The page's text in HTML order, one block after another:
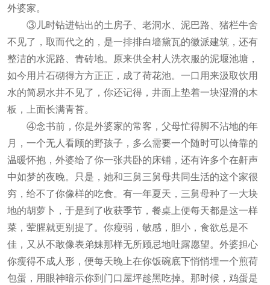
外婆家。
③儿时钻进钻出的土房子、老洞水、泥巴路、猪栏牛舍
不见了，取而代之的，是一排排白墙黛瓦的徽派建筑，还有
整洁的水泥路、青砖地。原来供全村人洗衣服的泥堰池塘，
如今用片石砌得方方正正，成了荷花池。一口用来汲取饮用
水的简易水井不见了，你还记得，井面上垫着一块湿滑的木
板，上面长满青苔。
④念书前，你是外婆家的常客，父母忙得脚不沾地的年
月，一个无人看顾的野孩子，多么需要一个随时可以倚靠的
温暖怀抱，外婆给了你一张共卧的床铺，还有许多个在鼾声
中如梦的夜晚。只是，她和三舅三舅母共同生活的这个家很
穷，给不了你像样的吃食。有一年夏天，三舅母种了一大块
地的胡萝卜，于是到了收获季节，餐桌上便每天都是这一样
菜，荤腥就更别提了。你瘦弱，敏感，胆小，食欲总是不
佳，又从不敢像表弟妹那样无所顾忌地吐露愿望。外婆担心
你瘦得不成人形，便每天晚上在你饭碗底下悄悄埋一个煎荷
包蛋，用眼神暗示你到门口屋坪趁黑吃掉。那时候，鸡蛋是